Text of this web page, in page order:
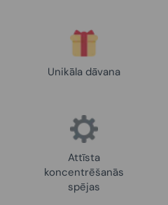
Unikāla dāvana
Attīsta
koncentrēšanās
spējas